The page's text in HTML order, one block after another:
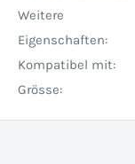
Weitere
Eigenschaften:
Kompatibel mit:
Grösse: